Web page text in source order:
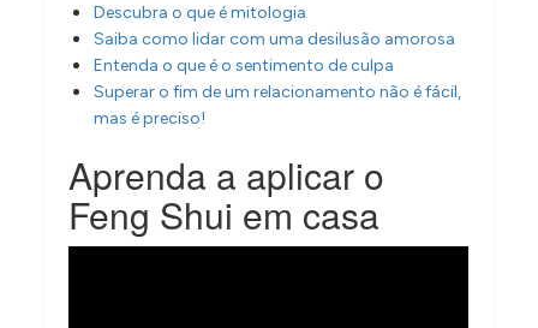
Descubra o que é mitologia
Saiba como lidar com uma desilusão amorosa
Entenda o que é o sentimento de culpa
Superar o fim de um relacionamento não é fácil,
mas é preciso!
Aprenda a aplicar o
Feng Shui em casa